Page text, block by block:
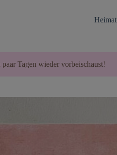
Heimat
Tagen wieder vorbeischaust!